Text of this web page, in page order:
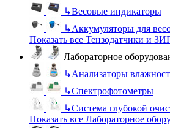
↳Весовые индикаторы
↳Аккумуляторы для
Показать все Тензодатчики и
Лабораторное
↳Анализаторы
↳Спектрофотометры
↳Система глубокой
Показать все Лабораторное